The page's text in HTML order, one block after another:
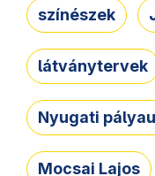
színészek
látványtervek
Nyugati
Mocsai Lajos